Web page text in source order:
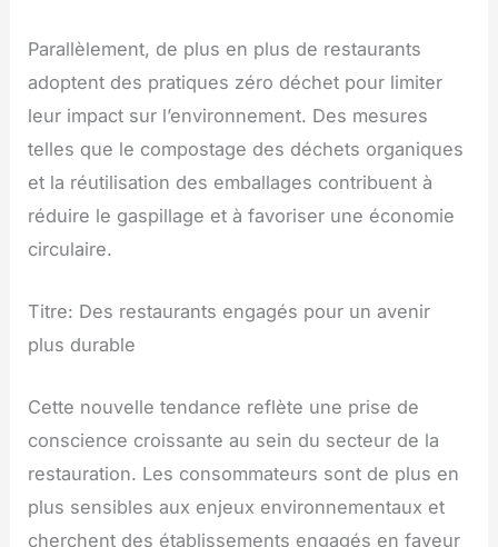
Parallèlement, de plus en plus de restaurants
adoptent des pratiques zéro déchet pour limiter
leur impact sur l’environnement. Des mesures
telles que le compostage des déchets organiques
et la réutilisation des emballages contribuent à
réduire le gaspillage et à favoriser une économie
circulaire.
Titre: Des restaurants engagés pour un avenir
plus durable
Cette nouvelle tendance reflète une prise de
conscience croissante au sein du secteur de la
restauration. Les consommateurs sont de plus en
plus sensibles aux enjeux environnementaux et
cherchent des établissements engagés en faveur